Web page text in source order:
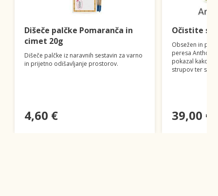
Dišeče palčke Pomaranča in
cimet 20g
Dišeče palčke iz naravnih sestavin za varno
in prijetno odišavljanje prostorov.
4,60 €
Očistite se
Obsežen in
peresa Anthony
pokazal kako
strupov ter se
39,00 €